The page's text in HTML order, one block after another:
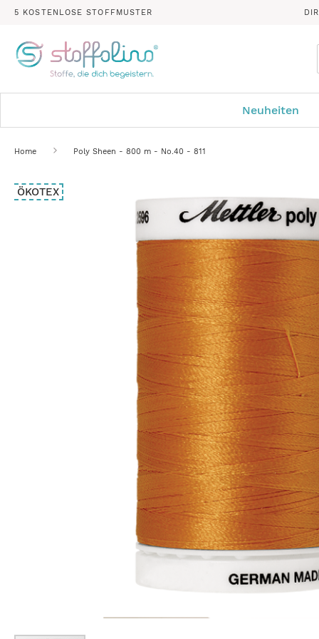
5 KOSTENLOSE STOFFMUSTER
Neuheiten
Home Poly Sheen - 800 m - No.40 - 811
Zum
Ende
ÖKOTEX